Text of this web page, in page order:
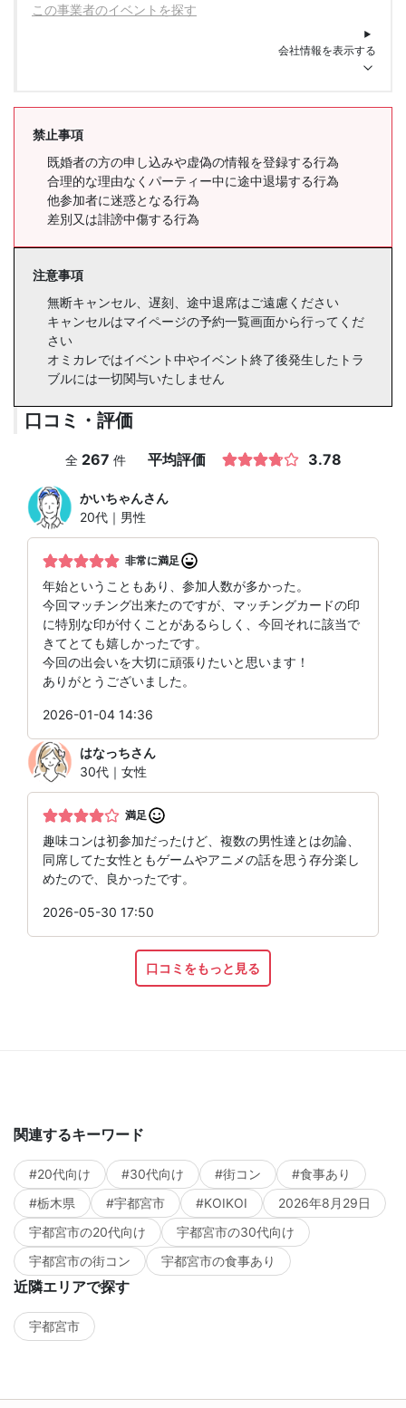
この事業者のイベントを探す
会社情報を表示する
禁止事項
既婚者の方の申し込みや虚偽の情報を登録する行為
合理的な理由なくパーティー中に途中退場する行為
他参加者に迷惑となる行為
差別又は誹謗中傷する行為
注意事項
無断キャンセル、遅刻、途中退席はご遠慮ください
キャンセルはマイページの予約一覧画面から行ってくだ
さい
オミカレではイベント中やイベント終了後発生したトラ
ブルには一切関与いたしません
口コミ・評価
全 267 件 平均評価 3.78
かいちゃんさん
20代｜男性
非常に満足
年始ということもあり、参加人数が多かった。
今回マッチング出来たのですが、マッチングカードの印
に特別な印が付くことがあるらしく、今回それに該当で
きてとても嬉しかったです。
今回の出会いを大切に頑張りたいと思います！
ありがとうございました。
2026-01-04 14:36
はなっちさん
30代｜女性
満足
趣味コンは初参加だったけど、複数の男性達とは勿論、
同席してた女性ともゲームやアニメの話を思う存分楽し
めたので、良かったです。
2026-05-30 17:50
口コミをもっと見る
関連するキーワード
#20代向け #30代向け #街コン
#食事あり
#栃木県
#宇都宮市 #KOIKOI
2026年8月29日
宇都宮市の20代向け
宇都宮市の30代向け
宇都宮市の街コン
宇都宮市の食事あり
近隣エリアで探す
宇都宮市